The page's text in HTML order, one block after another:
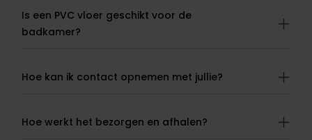
Is een PVC vloer geschikt voor de
badkamer?
Hoe kan ik contact opnemen met jullie?
Hoe werkt het bezorgen en afhalen?